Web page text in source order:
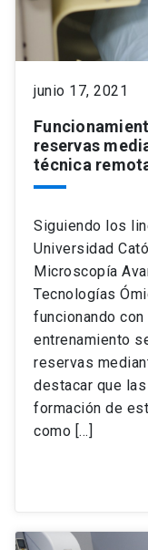
junio 17, 2021
reservas
técnica
Siguiendo los
Universidad
Microscopía
Tecnologías
funcionando
entrenamiento
reservas
destacar que
formación de
como […]